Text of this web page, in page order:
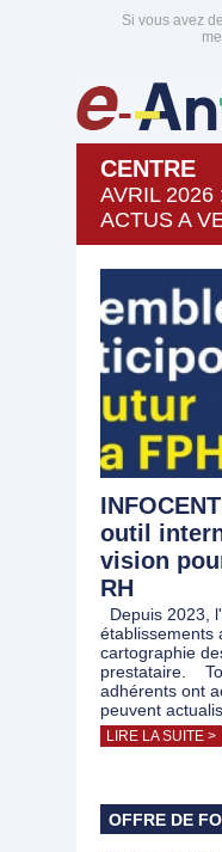
Si vous avez
CENTRE
AVRIL 2026
ACTUS A
outil
vision
RH
Depuis 2023,
établissements
cartographie
prestataire.
adhérents ont
peuvent
LIRE LA SUITE >
OFFRE DE